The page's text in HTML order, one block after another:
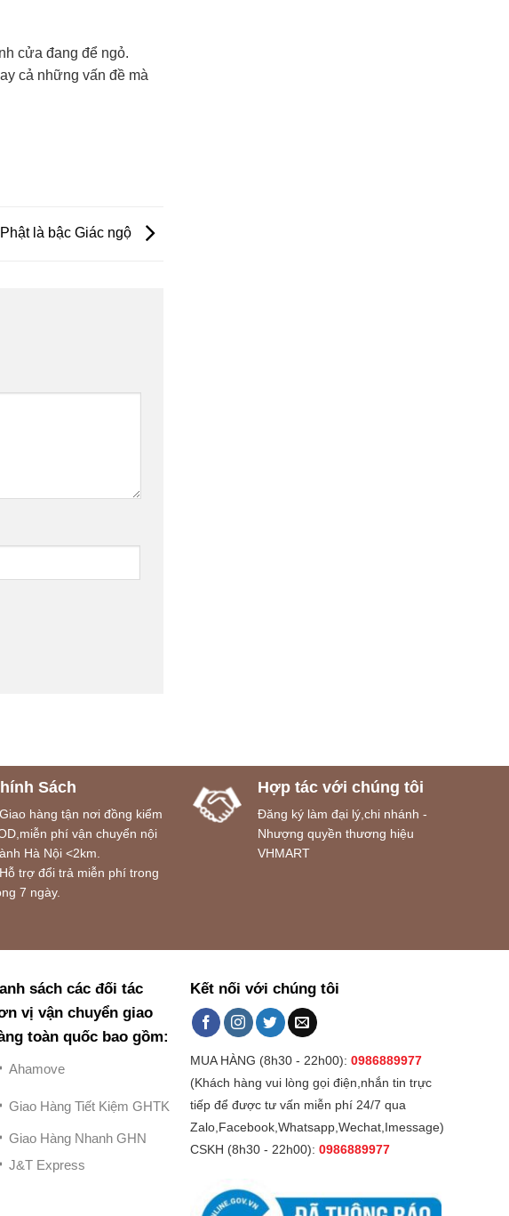
cửa đang để ngỏ.
cả những vấn đề mà
Phật là bậc Giác ngộ
Sách
hàng tận nơi đồng kiểm
phí vận chuyển nội
Hà Nội <2km.
trợ đổi trả miễn phí trong
7 ngày.
Hợp tác với chúng tôi
Đăng ký làm đại lý,chi nhánh -
Nhượng quyền thương hiệu
VHMART
sách các đối tác
vị vận chuyển giao
toàn quốc bao gồm:
Ahamove
Giao Hàng Tiết Kiệm GHTK
Giao Hàng Nhanh GHN
J&T Express
Kết nối với chúng tôi
MUA HÀNG (8h30 - 22h00): 0986889977
(Khách hàng vui lòng gọi điện,nhắn tin trực
tiếp để được tư vấn miễn phí 24/7 qua
Zalo,Facebook,Whatsapp,Wechat,Imessage)
CSKH (8h30 - 22h00): 0986889977